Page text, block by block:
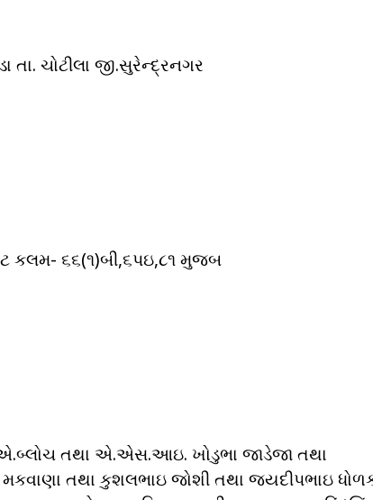
તા. ચોટીલા જી.સુરેન્દ્રનગર
કલમ- ૬૬(૧)બી,૬પઇ,૮૧ મુજબ
તથા એ.એસ.આઇ. ખોડુભા જાડેજા તથા
તથા કુશલભાઇ જોશી તથા જયદીપભાઇ